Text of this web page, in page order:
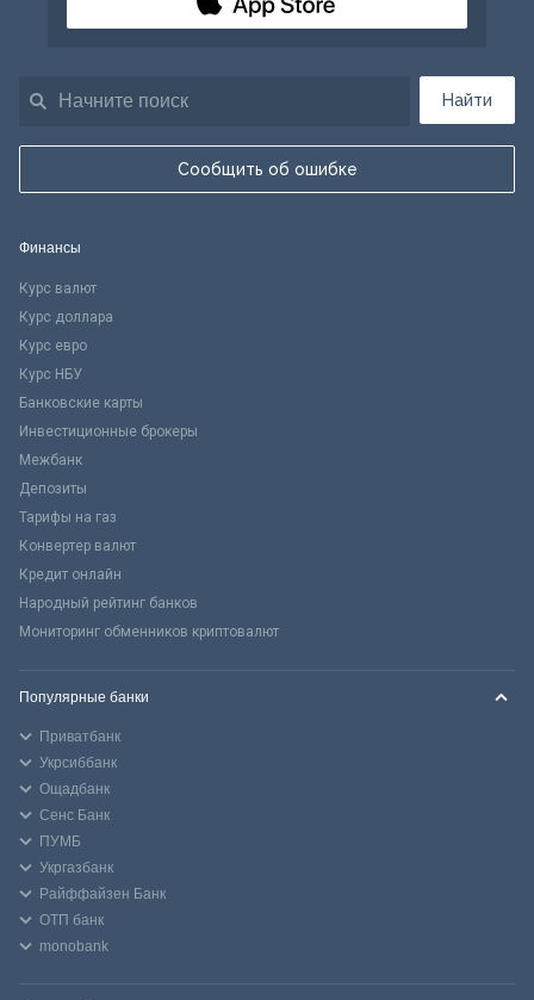
Найти
Сообщить об ошибке
Финансы
Курс валют
Курс доллара
Курс евро
Курс НБУ
Банковские карты
Инвестиционные брокеры
Межбанк
Депозиты
Тарифы на газ
Конвертер валют
Кредит онлайн
Народный рейтинг банков
Мониторинг обменников криптовалют
Популярные банки
Приватбанк
Укрсиббанк
Ощадбанк
Сенс Банк
ПУМБ
Укргазбанк
Райффайзен Банк
ОТП банк
monobank